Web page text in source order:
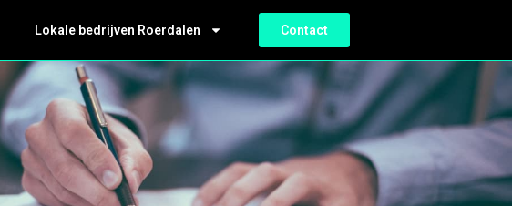
Lokale bedrijven Roerdalen Contact